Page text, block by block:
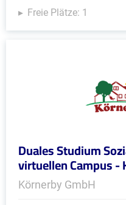
Freie Plätze: 1
Duales Studium
virtuellen Campus -
Körnerby GmbH